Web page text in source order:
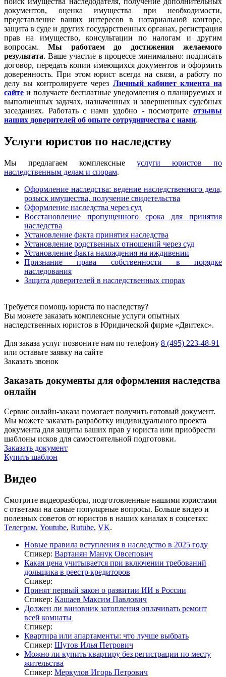
документов, оценка имущества при необходимости,
представление ваших интересов в нотариальной конторе,
защита в суде и других государственных органах, регистрация
прав на имущество, консультации по налогам и другим
вопросам. Мы работаем
до достижения желаемого
результата. Ваше участие в процессе минимально: подписать
договор, передать копии имеющихся документов и оформить
доверенность. При этом юрист всегда на связи, а работу по
делу вы контролируете через Личный кабинет клиента на
сайте и получаете бесплатные уведомления о планируемых и
выполненных задачах, назначенных и завершенных судебных
заседаниях. Работать с нами удобно - посмотрите отзывы
наших доверителей об опыте сотрудничества с нами.
Услуги юристов по наследству
Мы предлагаем комплексные услуги юристов по
наследственным делам и спорам.
Оформление наследства: ведение наследственного дела,
розыск имущества, получение свидетельства
Оформление наследства через суд
Восстановление пропущенного срока для принятия
наследства
Установление факта принятия наследства
Установление родственных отношений через суд
Установление факта нахождения на иждивении
Признание права собственности в порядке
наследования
Защита доверителей в наследственных спорах
Требуется помощь юриста по наследству?
Вы можете заказать комплексные услуги опытных
наследственных юристов в Юридической фирме «Двитекс».
Для заказа услуг позвоните нам по телефону 8 (495) 223-48-91
или оставьте заявку на сайте
Заказать звонок
Заказать документы для оформления наследства
онлайн
Сервис онлайн-заказа помогает получить готовый документ.
Мы можете заказать разработку индивидуального проекта
документа для защиты ваших прав у юриста или приобрести
шаблоны исков для самостоятельной подготовки.
Заказать документ
Купить шаблон
Видео
Смотрите видеоразборы, подготовленные нашими юристами
с ответами на самые популярные вопросы. Больше видео и
полезных советов от юристов в наших каналах в соцсетях:
Телеграм, Youtube, Rutube, VK.
Новые правила вступления в наследство в 2025 году
Спикер: Вартанян Манук Овсепович
Какая цена учитывается при включении требований
дольщика в реестр кредиторов
Спикер:
Принят первый закон о развитии ИИ в России
Спикер: Кашаев Максим Павлович
Должен ли виновник затопления оплачивать ремонт
всей комнаты
Спикер:
Квартира или апартаменты: что лучше выбрать
Спикер: Шутов Илья Петрович
Можно ли купить квартиру без регистрации по месту
жительства
Спикер: Меркулов Игорь Петрович